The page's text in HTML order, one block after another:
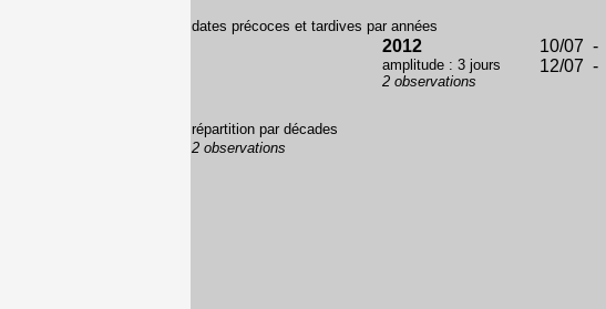
dates précoces et tardives par années
2012
amplitude : 3 jours
2 observations
10/07 -
12/07 -
répartition par décades
2 observations